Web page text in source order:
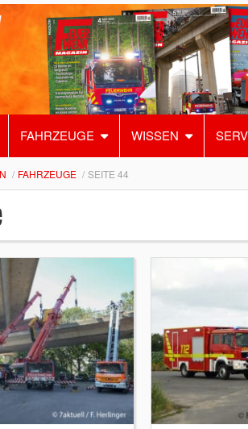
FAHRZEUGE WISSEN
FAHRZEUGE SEITE 44